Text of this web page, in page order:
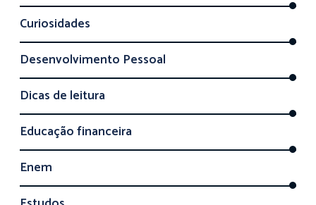
Curiosidades
Desenvolvimento Pessoal
Dicas de leitura
Educação financeira
Enem